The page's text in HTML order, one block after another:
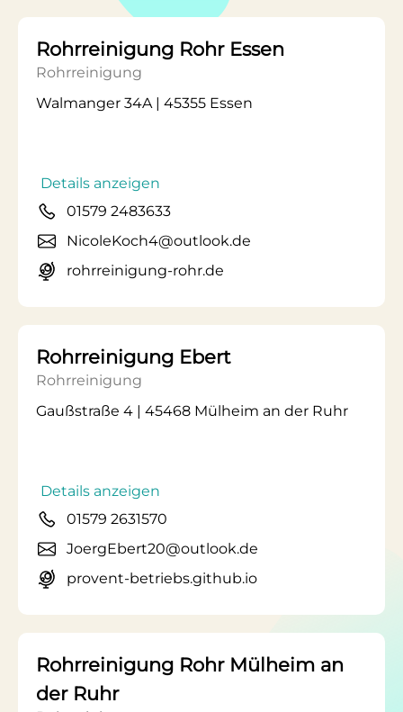
Rohrreinigung Rohr Essen
Rohrreinigung
Walmanger 34A | 45355 Essen
Details anzeigen
01579 2483633
NicoleKoch4@outlook.de
rohrreinigung-rohr.de
Rohrreinigung Ebert
Rohrreinigung
Gaußstraße 4 | 45468 Mülheim an der Ruhr
Details anzeigen
01579 2631570
JoergEbert20@outlook.de
provent-betriebs.github.io
Rohrreinigung Rohr Mülheim an
der Ruhr